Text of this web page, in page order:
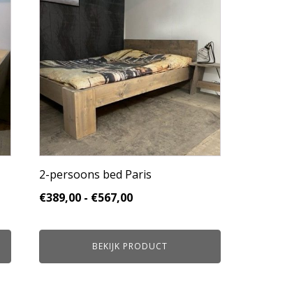
2-persoons bed Paris
€389,00 - €567,00Prijsklasse:
tot
€567,00
BEKIJK PRODUCT
product
Deze
optie
kan
gekozen
worden
op
de
productpagina